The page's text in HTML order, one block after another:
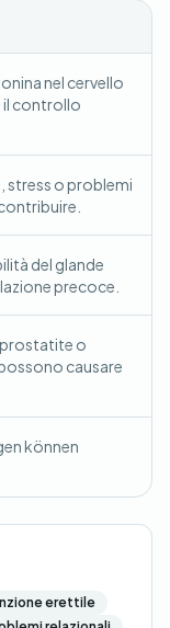
nel cervello
il controllo
stress o problemi
del glande
precoce.
o
causare
können
erettile